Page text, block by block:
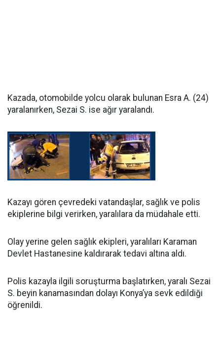
Kazada, otomobilde yolcu olarak bulunan Esra A. (24)
yaralanırken, Sezai S. ise ağır yaralandı.
Kazayı gören çevredeki vatandaşlar, sağlık ve polis
ekiplerine bilgi verirken, yaralılara da müdahale etti.
Olay yerine gelen sağlık ekipleri, yaralıları Karaman
Devlet Hastanesine kaldırarak tedavi altına aldı.
Polis kazayla ilgili soruşturma başlatırken, yaralı Sezai
S. beyin kanamasından dolayı Konya’ya sevk edildiği
öğrenildi.